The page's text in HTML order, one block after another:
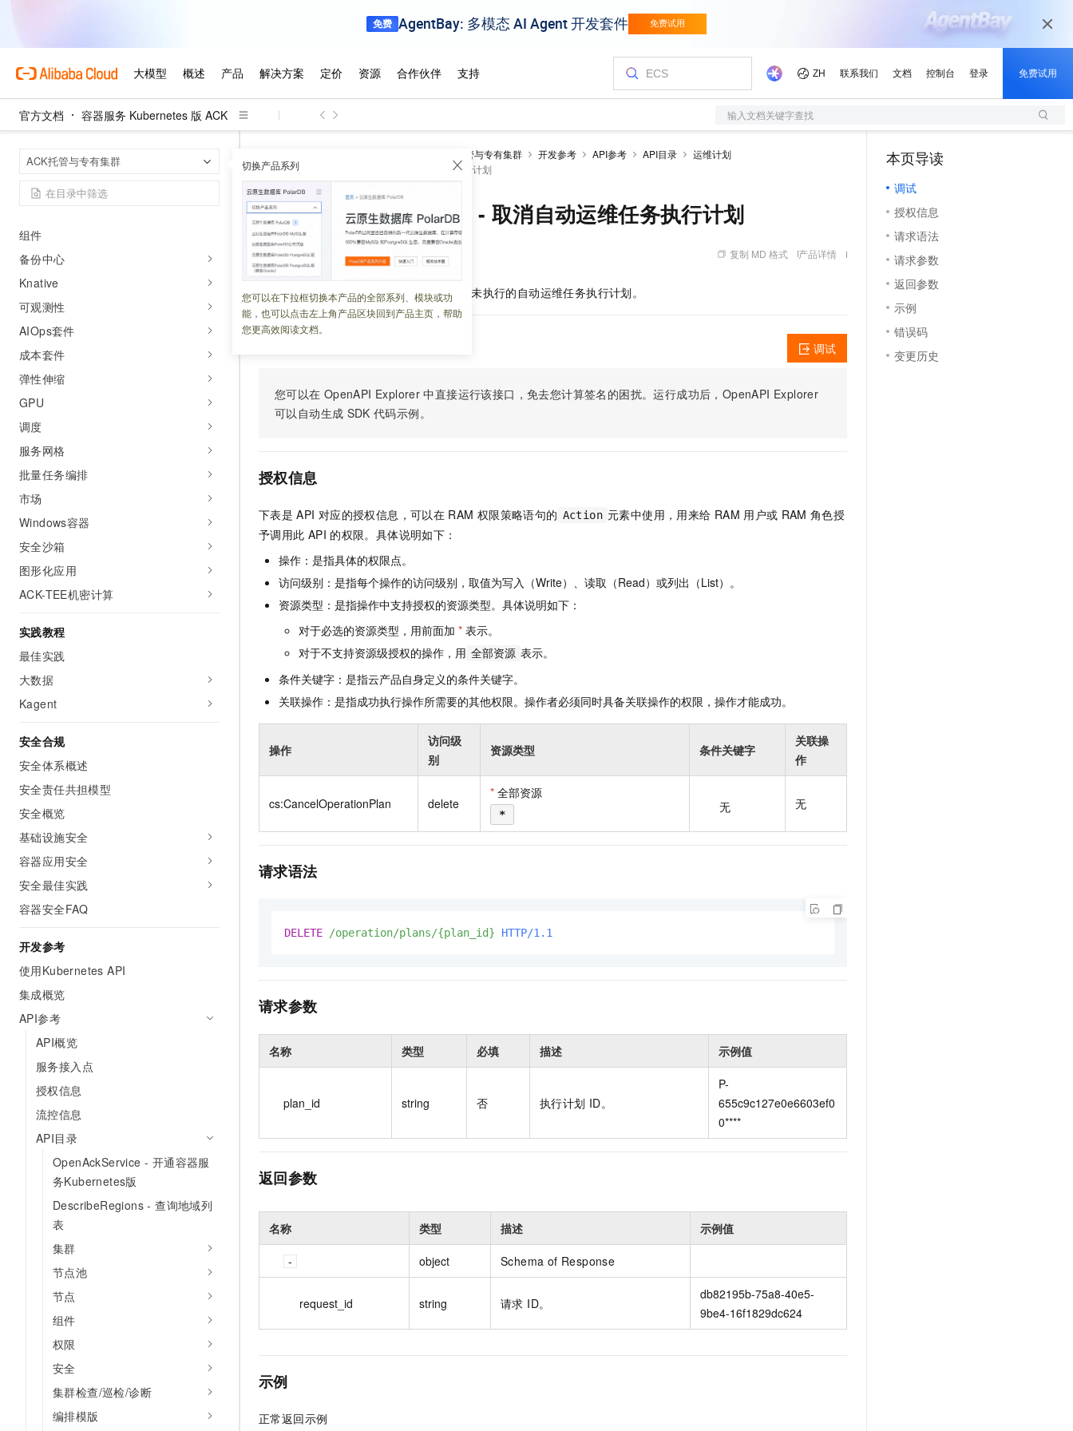
官方文档 容器服务 Kubernetes 版 ACK 输入文档关键字查找
ACK托管与专有集群 切换产品系列
您可以在下拉框切换本产品的全部系列、模块或功
能，也可以点击左上角产品区块回到产品主页，帮助
您更高效阅读文档。
操作指南
节点与节点池
网络
存储
组件
备份中心
Knative
可观测性
AIOps套件
成本套件
弹性伸缩
GPU
调度
服务网格
批量任务编排
市场
Windows容器
安全沙箱
图形化应用
ACK-TEE机密计算
实践教程
最佳实践
大数据
Kagent
安全合规
安全体系概述
安全责任共担模型
安全概览
基础设施安全
容器应用安全
安全最佳实践
容器安全FAQ
开发参考
使用Kubernetes API
集成概览
API参考
API概览
服务接入点
授权信息
流控信息
API目录
OpenAckService - 开通容器服
务Kubernetes版
DescribeRegions - 查询地域列
表
集群
节点池
节点
组件
权限
安全
集群检查/巡检/诊断
编排模版
ACK托管与专有集群 开发参考 API参考 API目录
运维计划
CancelOperationPlan - 取消自动运维任务执行计划
CancelOperationPlan - 取消自动运维任务执行计划
更新时间：2026-03-26 11:14:42 复制 MD 格式 产品详情
使用 CancelOperationPlan 取消已存在但未执行的自动运维任务执行计划。
调试
您可以在 OpenAPI Explorer 中直接运行该接口，免去您计算签名的困扰。运行成功后，OpenAPI Explorer
可以自动生成 SDK 代码示例。
调试
授权信息
下表是 API 对应的授权信息，可以在 RAM 权限策略语句的 Action 元素中使用，用来给 RAM 用户或 RAM 角色授
予调用此 API 的权限。具体说明如下：
操作：是指具体的权限点。
访问级别：是指每个操作的访问级别，取值为写入（Write）、读取（Read）或列出（List）。
资源类型：是指操作中支持授权的资源类型。具体说明如下：
对于必选的资源类型，用前面加 * 表示。
对于不支持资源级授权的操作，用 全部资源 表示。
条件关键字：是指云产品自身定义的条件关键字。
关联操作：是指成功执行操作所需要的其他权限。操作者必须同时具备关联操作的权限，操作才能成功。
操作
访问级
别
资源类型 条件关键字
关联操
作
cs:CancelOperationPlan delete
* 全部资源
* 无 无
请求语法
DELETE /operation/plans/{plan_id} HTTP/1.1
请求参数
名称 类型 必填 描述 示例值
plan_id string 否 执行计划 ID。
P-
655c9c127e0e6603ef0
0****
返回参数
名称 类型 描述 示例值
object Schema of Response
request_id string 请求 ID。
db82195b-75a8-40e5-
9be4-16f1829dc624
示例
正常返回示例
本页导读
调试
授权信息
请求语法
请求参数
返回参数
示例
错误码
变更历史